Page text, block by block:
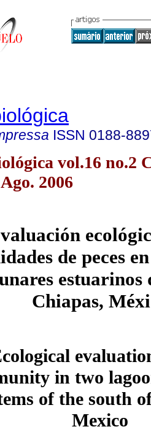
ISSN 0188-
vol.16 no.2
2006
de peces
estuarinos
Chiapas,
in two
of the south
Mexico